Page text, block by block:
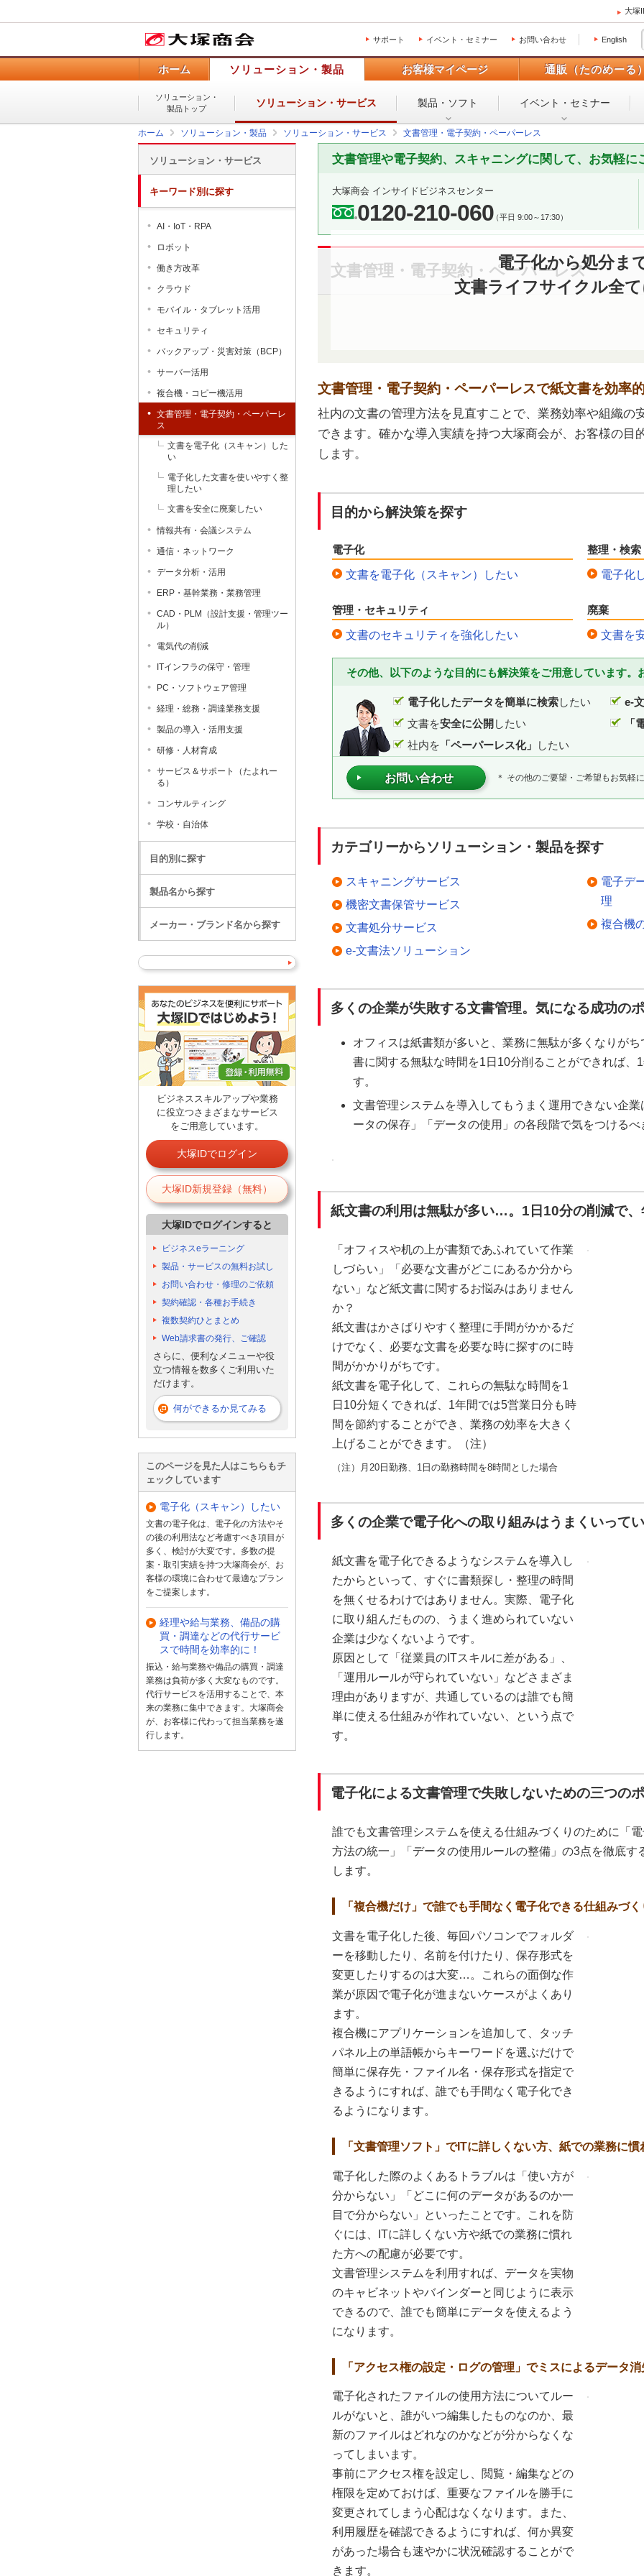
大塚
サポート イベント・セミナー お問い合わせ English
ホーム ソリューション・製品 お客様マイページ 通販（たのめーる
ソリューション・
製品トップ
ソリューション・ サービス 製品・ソフト イベント・ セミナー
ホーム ソリューション・製品 ソリューション・サービス 文書管理・電子契約・ペーパーレス
文書管理や電子契約、スキャニングに関して、お気軽に
大塚商会 インサイドビジネスセンター
0120-210-060（平日 9:00～17:30）
文書管理・電子契約・ペーパーレス
電子化から処分ま
文書ライフサイクル全
文書管理・電子契約・ペーパーレスで紙文書を効率
社内の文書の管理方法を見直すことで、業務効率や組織の
できます。確かな導入実績を持つ大塚商会が、お客様の目
します。
目的から解決策を探す
電子化
文書を電子化（スキャン）したい
整理・検索
電子化
管理・セキュリティ
文書のセキュリティを強化したい
廃棄
文書を
その他、以下のような目的にも解決策をご用意しています。
電子化したデータを簡単に検索したい
e-
文書を安全に公開 したい
「
社内を 「ペーパーレス化」 したい
お問い合わせ ＊ その他のご要望・ご希望もお気軽
カテゴリーからソリューション・製品を探す
スキャニングサービス
機密文書保管サービス
文書処分サービス
e-文書法ソリューション
電子デ
理
複合機
多くの企業が失敗する文書管理。気になる成功の
オフィスは紙書類が多いと、業務に無駄が多くなりが
書に関する無駄な時間を1日10分削ることができれば、
す。
文書管理システムを導入してもうまく運用できない企
ータの保存」「データの使用」の各段階で気をつける
紙文書の利用は無駄が多い…。1日10分の削減で
「オフィスや机の上が書類であふれていて作業
しづらい」「必要な文書がどこにあるか分から
ない」など紙文書に関するお悩みはありません
か？
紙文書はかさばりやすく整理に手間がかかるだ
けでなく、必要な文書を必要な時に探すのに時
間がかかりがちです。
紙文書を電子化して、これらの無駄な時間を1
日10分短くできれば、1年間では5営業日分も時
間を節約することができ、業務の効率を大きく
上げることができます。（注）
（注）月20日勤務、1日の勤務時間を8時間とした場合
多くの企業で電子化への取り組みはうまくいって
紙文書を電子化できるようなシステムを導入し
たからといって、すぐに書類探し・整理の時間
を無くせるわけではありません。実際、電子化
に取り組んだものの、うまく進められていない
企業は少なくないようです。
原因として「従業員のITスキルに差がある」、
「運用ルールが守られていない」などさまざま
理由がありますが、共通しているのは誰でも簡
単に使える仕組みが作れていない、という点で
す。
電子化による文書管理で失敗しないための三つの
誰でも文書管理システムを使える仕組みづくりのために「
方法の統一」「データの使用ルールの整備」の3点を徹底す
します。
「複合機だけ」で誰でも手間なく電子化できる仕組みづく
文書を電子化した後、毎回パソコンでフォルダ
ーを移動したり、名前を付けたり、保存形式を
変更したりするのは大変…。これらの面倒な作
業が原因で電子化が進まないケースがよくあり
ます。
複合機にアプリケーションを追加して、タッチ
パネル上の単語帳からキーワードを選ぶだけで
簡単に保存先・ファイル名・保存形式を指定で
きるようにすれば、誰でも手間なく電子化でき
るようになります。
「文書管理ソフト」でITに詳しくない方、紙での業務に
電子化した際のよくあるトラブルは「使い方が
分からない」「どこに何のデータがあるのか一
目で分からない」といったことです。これを防
ぐには、ITに詳しくない方や紙での業務に慣れ
た方への配慮が必要です。
文書管理システムを利用すれば、データを実物
のキャビネットやバインダーと同じように表示
できるので、誰でも簡単にデータを使えるよう
になります。
「アクセス権の設定・ログの管理」でミスによるデータ
電子化されたファイルの使用方法についてルー
ルがないと、誰がいつ編集したものなのか、最
新のファイルはどれなのかなどが分からなくな
ってしまいます。
事前にアクセス権を設定し、閲覧・編集などの
権限を定めておけば、重要なファイルを勝手に
変更されてしまう心配はなくなります。また、
利用履歴を確認できるようにすれば、何か異変
があった場合も速やかに状況確認することがで
きます。
ソリューション・サービス
キーワード別に探す
AI・IoT・RPA
ロボット
働き方改革
クラウド
モバイル・タブレット活用
セキュリティ
バックアップ・災害対策（BCP）
サーバー活用
複合機・コピー機活用
文書管理・電子契約・ペーパーレ
ス
文書を電子化（スキャン）した
い
電子化した文書を使いやすく整
理したい
文書を安全に廃棄したい
情報共有・会議システム
通信・ネットワーク
データ分析・活用
ERP・基幹業務・業務管理
CAD・PLM（設計支援・管理ツー
ル）
電気代の削減
ITインフラの保守・管理
PC・ソフトウェア管理
経理・総務・調達業務支援
製品の導入・活用支援
研修・人材育成
サービス＆サポート（たよれー
る）
コンサルティング
学校・自治体
目的別に探す
製品名から探す
メーカー・ブランド名から探す
ビジネススキルアップや業務
に役立つさまざまなサービス
をご用意しています。
大塚IDでログイン
大塚ID新規登録（無料）
大塚IDでログインすると
ビジネスeラーニング
製品・サービスの無料お試し
お問い合わせ・修理のご依頼
契約確認・各種お手続き
複数契約ひとまとめ
Web請求書の発行、ご確認
さらに、便利なメニューや役
立つ情報を数多くご利用いた
だけます。
何ができるか見てみる
このページを見た人はこちらもチ
ェックしています
電子化（スキャン）したい
文書の電子化は、電子化の方法やそ
の後の利用法など考慮すべき項目が
多く、検討が大変です。多数の提
案・取引実績を持つ大塚商会が、お
客様の環境に合わせて最適なプラン
をご提案します。
経理や給与業務、備品の購
買・調達などの代行サービ
スで時間を効率的に！
振込・給与業務や備品の購買・調達
業務は負荷が多く大変なものです。
代行サービスを活用することで、本
来の業務に集中できます。大塚商会
が、お客様に代わって担当業務を遂
行します。